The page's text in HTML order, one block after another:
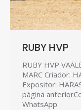
RUBY HVP
RUBY HVP
MARC Criador:
Expositor:
página
WhatsApp